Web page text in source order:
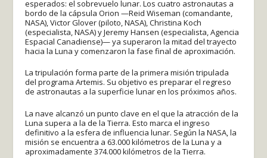
esperados: el sobrevuelo lunar. Los cuatro astronautas a
bordo de la cápsula Orion —Reid Wiseman (comandante,
NASA), Victor Glover (piloto, NASA), Christina Koch
(especialista, NASA) y Jeremy Hansen (especialista, Agencia
Espacial Canadiense)— ya superaron la mitad del trayecto
hacia la Luna y comenzaron la fase final de aproximación.
La tripulación forma parte de la primera misión tripulada
del programa Artemis. Su objetivo es preparar el regreso
de astronautas a la superficie lunar en los próximos años.
La nave alcanzó un punto clave en el que la atracción de la
Luna supera a la de la Tierra. Esto marca el ingreso
definitivo a la esfera de influencia lunar. Según la NASA, la
misión se encuentra a 63.000 kilómetros de la Luna y a
aproximadamente 374.000 kilómetros de la Tierra.